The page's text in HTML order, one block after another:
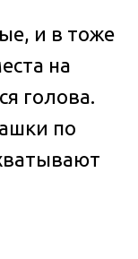
и в тоже
на
голова.
по